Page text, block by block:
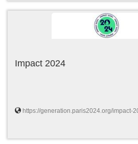
Impact 2024
https://generation.paris2024.org/impact-